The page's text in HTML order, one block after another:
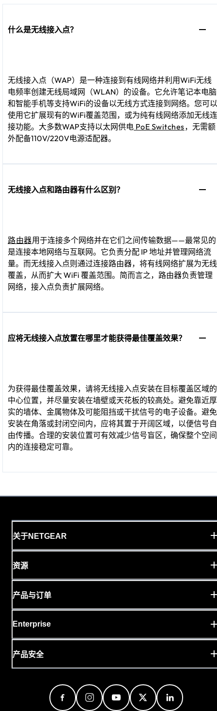
什么是无线接入点？
无线接入点（WAP）是一种连接到有线网络并利用WiFi无线
电频率创建无线局域网（WLAN）的设备。它允许笔记本电脑
和智能手机等支持WiFi的设备以无线方式连接到网络。您可以
使用它扩展现有的WiFi覆盖范围，或为纯有线网络添加无线连
接功能。大多数WAP支持以太网供电 PoE Switches，无需额
外配备110V/220V电源适配器。
无线接入点和路由器有什么区别？
路由器用于连接多个网络并在它们之间传输数据——最常见的
是连接本地网络与互联网。它负责分配 IP 地址并管理网络流
量。而无线接入点则通过连接路由器，将有线网络扩展为无线
覆盖，从而扩大 WiFi 覆盖范围。简而言之，路由器负责管理
网络，接入点负责扩展网络。
应将无线接入点放置在哪里才能获得最佳覆盖效果？
为获得最佳覆盖效果，请将无线接入点安装在目标覆盖区域的
中心位置，并尽量安装在墙壁或天花板的较高处。避免靠近厚
实的墙体、金属物体及可能阻挡或干扰信号的电子设备。避免
安装在角落或封闭空间内，应将其置于开阔区域，以便信号自
由传播。合理的安装位置可有效减少信号盲区，确保整个空间
内的连接稳定可靠。
关于NETGEAR
资源
产品与订单
Enterprise
产品安全